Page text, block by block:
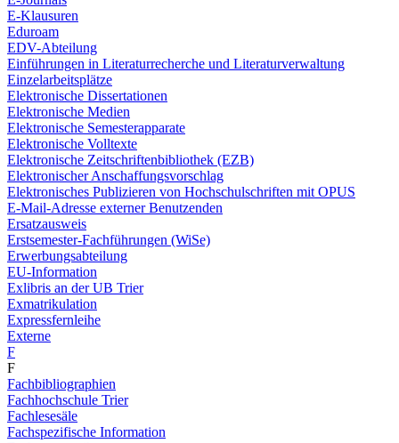
E-Klausuren
Eduroam
EDV-Abteilung
Einführungen in Literaturrecherche und Literaturverwaltung
Einzelarbeitsplätze
Elektronische Dissertationen
Elektronische Medien
Elektronische Semesterapparate
Elektronische Volltexte
Elektronische Zeitschriftenbibliothek (EZB)
Elektronischer Anschaffungsvorschlag
Elektronisches Publizieren von Hochschulschriften mit OPUS
E-Mail-Adresse externer Benutzenden
Ersatzausweis
Erstsemester-Fachführungen (WiSe)
Erwerbungsabteilung
EU-Information
Exlibris an der UB Trier
Exmatrikulation
Expressfernleihe
Externe
F
F
Fachbibliographien
Fachhochschule Trier
Fachlesesäle
Fachspezifische Information